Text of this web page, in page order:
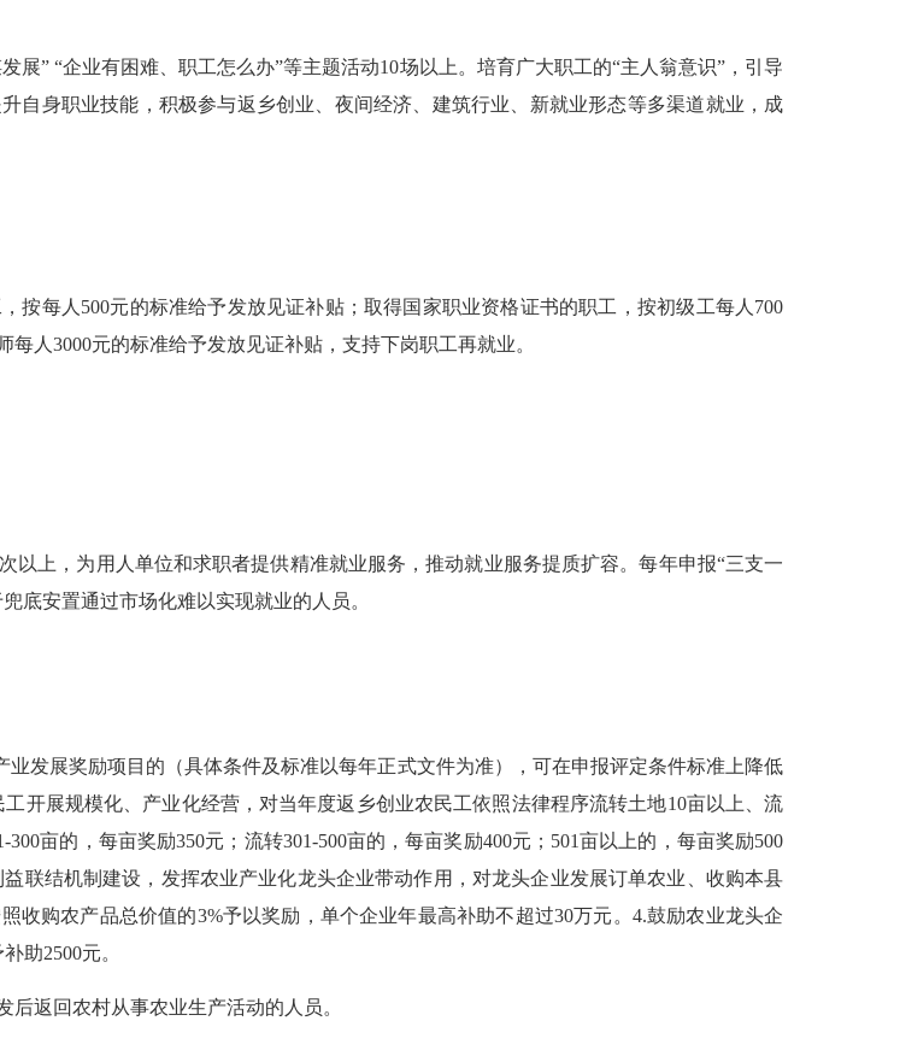
” “企业有困难、职工怎么办”等主题活动10场以上。培育广大职工的“主人翁意识”，引导
自身职业技能，积极参与返乡创业、夜间经济、建筑行业、新就业形态等多渠道就业，成
每人500元的标准给予发放见证补贴；取得国家职业资格证书的职工，按初级工每人700
人3000元的标准给予发放见证补贴，支持下岗职工再就业。
上，为用人单位和求职者提供精准就业服务，推动就业服务提质扩容。每年申报“三支一
底安置通过市场化难以实现就业的人员。
展奖励项目的（具体条件及标准以每年正式文件为准），可在申报评定条件标准上降低
开展规模化、产业化经营，对当年度返乡创业农民工依照法律程序流转土地10亩以上、流
亩的，每亩奖励350元；流转301-500亩的，每亩奖励400元；501亩以上的，每亩奖励500
联结机制建设，发挥农业产业化龙头企业带动作用，对龙头企业发展订单农业、收购本县
收购农产品总价值的3%予以奖励，单个企业年最高补助不超过30万元。4.鼓励农业龙头企
助2500元。
返回农村从事农业生产活动的人员。